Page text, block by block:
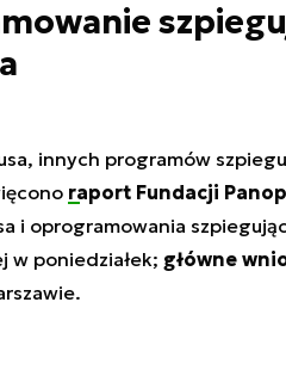
innych programów
raport Fundacji
i oprogramowania
w poniedziałek; główne